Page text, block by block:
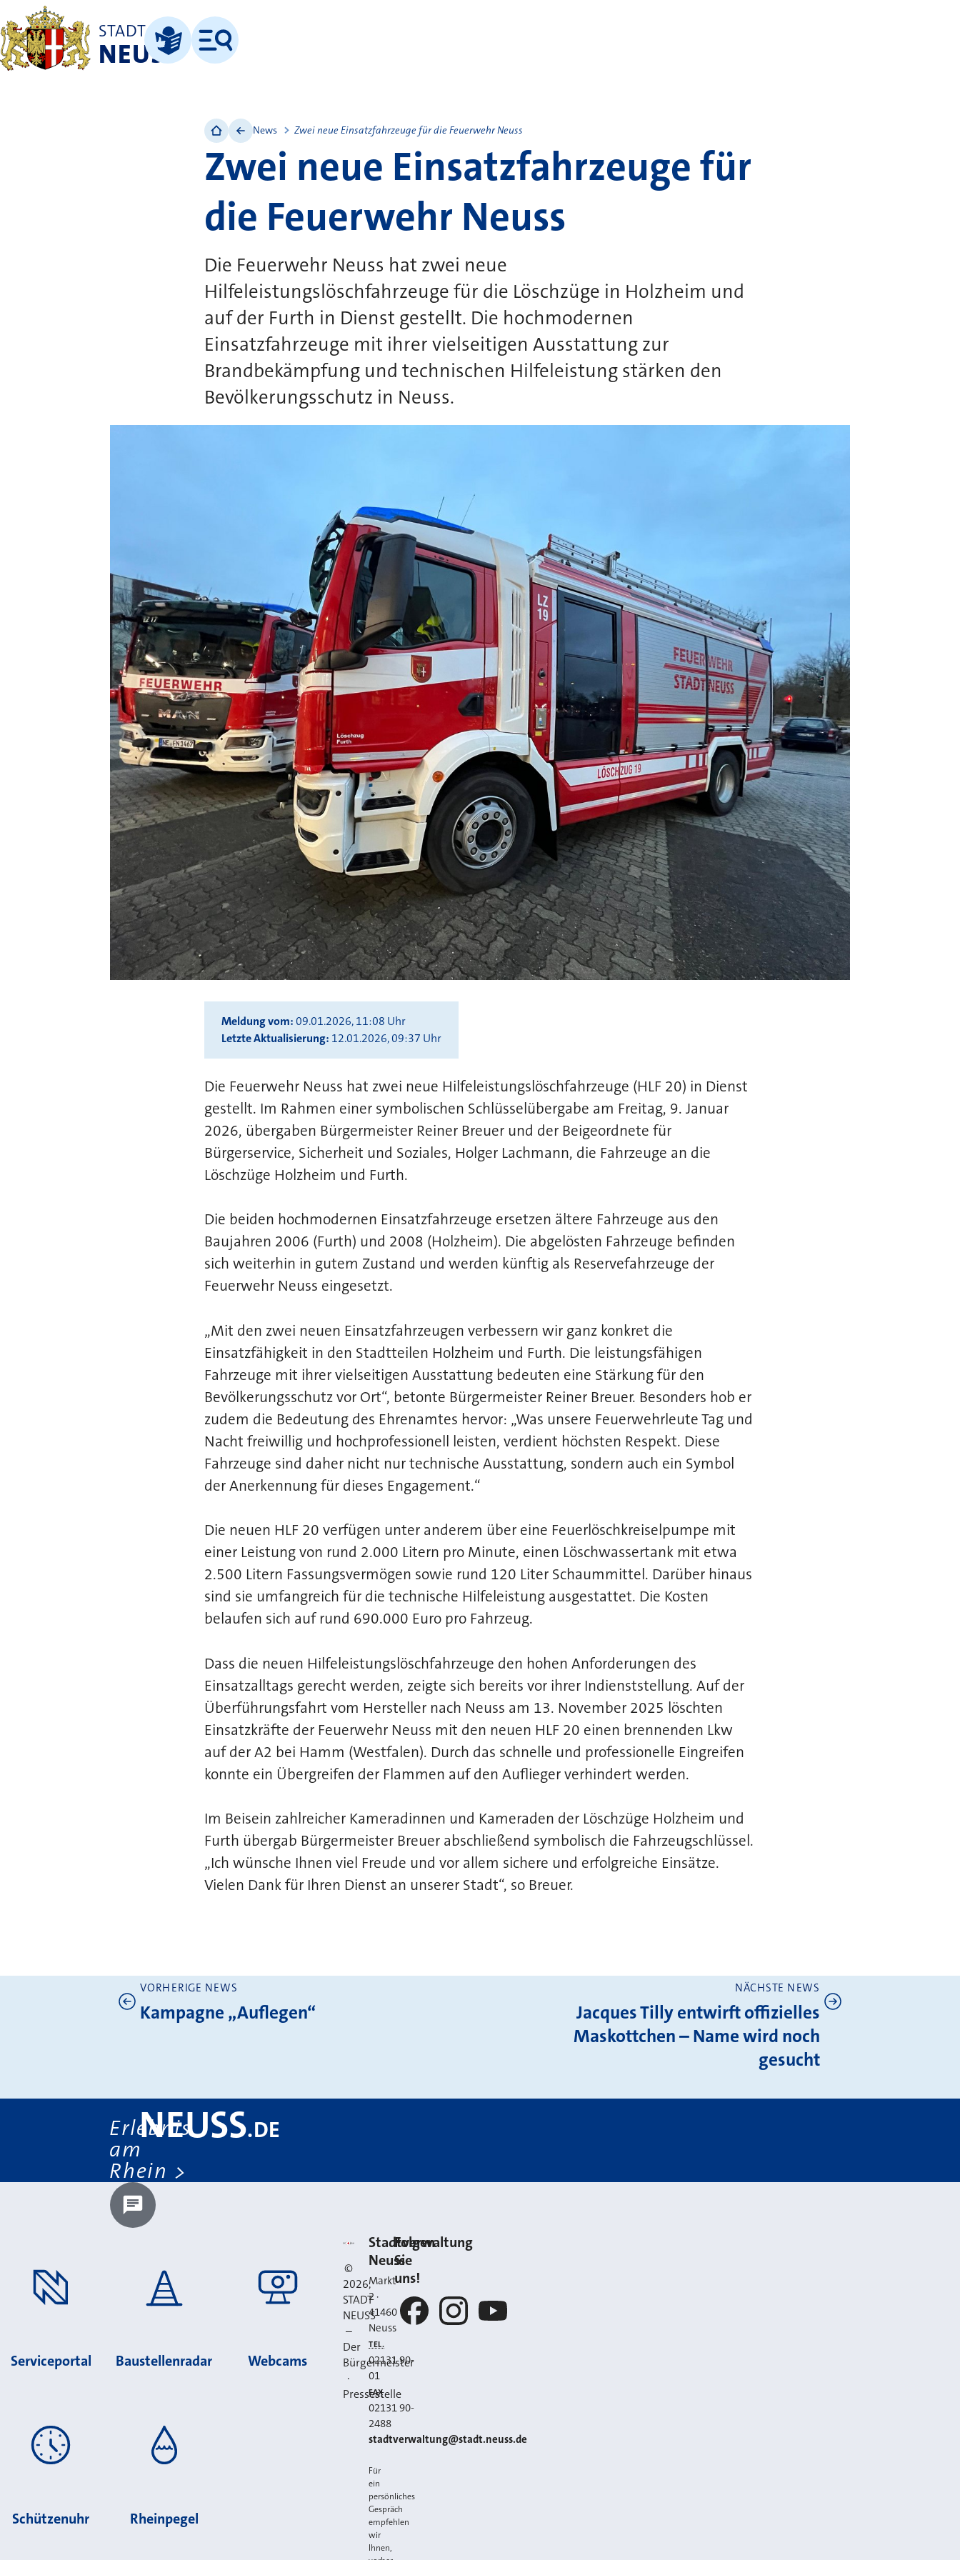
STADT
NEUSSLeichte Sprache
Menü
News Zwei neue Einsatzfahrzeuge für die Feuerwehr Neuss
Zwei neue Einsatzfahrzeuge für
die Feuerwehr Neuss
Die Feuerwehr Neuss hat zwei neue
Hilfeleistungslöschfahrzeuge für die Löschzüge in Holzheim und
auf der Furth in Dienst gestellt. Die hochmodernen
Einsatzfahrzeuge mit ihrer vielseitigen Ausstattung zur
Brandbekämpfung und technischen Hilfeleistung stärken den
Bevölkerungsschutz in Neuss.
Meldung vom 09.01.2026, 11:08 Uhr
Letzte Aktualisierung 12.01.2026, 09:37 Uhr
Die Feuerwehr Neuss hat zwei neue Hilfeleistungslöschfahrzeuge (HLF 20) in Dienst
gestellt. Im Rahmen einer symbolischen Schlüsselübergabe am Freitag, 9. Januar
2026, übergaben Bürgermeister Reiner Breuer und der Beigeordnete für
Bürgerservice, Sicherheit und Soziales, Holger Lachmann, die Fahrzeuge an die
Löschzüge Holzheim und Furth.
Die beiden hochmodernen Einsatzfahrzeuge ersetzen ältere Fahrzeuge aus den
Baujahren 2006 (Furth) und 2008 (Holzheim). Die abgelösten Fahrzeuge befinden
sich weiterhin in gutem Zustand und werden künftig als Reservefahrzeuge der
Feuerwehr Neuss eingesetzt.
„Mit den zwei neuen Einsatzfahrzeugen verbessern wir ganz konkret die
Einsatzfähigkeit in den Stadtteilen Holzheim und Furth. Die leistungsfähigen
Fahrzeuge mit ihrer vielseitigen Ausstattung bedeuten eine Stärkung für den
Bevölkerungsschutz vor Ort“, betonte Bürgermeister Reiner Breuer. Besonders hob er
zudem die Bedeutung des Ehrenamtes hervor: „Was unsere Feuerwehrleute Tag und
Nacht freiwillig und hochprofessionell leisten, verdient höchsten Respekt. Diese
Fahrzeuge sind daher nicht nur technische Ausstattung, sondern auch ein Symbol
der Anerkennung für dieses Engagement.“
Die neuen HLF 20 verfügen unter anderem über eine Feuerlöschkreiselpumpe mit
einer Leistung von rund 2.000 Litern pro Minute, einen Löschwassertank mit etwa
2.500 Litern Fassungsvermögen sowie rund 120 Liter Schaummittel. Darüber hinaus
sind sie umfangreich für die technische Hilfeleistung ausgestattet. Die Kosten
belaufen sich auf rund 690.000 Euro pro Fahrzeug.
Dass die neuen Hilfeleistungslöschfahrzeuge den hohen Anforderungen des
Einsatzalltags gerecht werden, zeigte sich bereits vor ihrer Indienststellung. Auf der
Überführungsfahrt vom Hersteller nach Neuss am 13. November 2025 löschten
Einsatzkräfte der Feuerwehr Neuss mit den neuen HLF 20 einen brennenden Lkw
auf der A2 bei Hamm (Westfalen). Durch das schnelle und professionelle Eingreifen
konnte ein Übergreifen der Flammen auf den Auflieger verhindert werden.
Im Beisein zahlreicher Kameradinnen und Kameraden der Löschzüge Holzheim und
Furth übergab Bürgermeister Breuer abschließend symbolisch die Fahrzeugschlüssel.
„Ich wünsche Ihnen viel Freude und vor allem sichere und erfolgreiche Einsätze.
Vielen Dank für Ihren Dienst an unserer Stadt“, so Breuer.
Weitere News
VORHERIGE NEWS
Kampagne „Auflegen“
NÄCHSTE NEWS
Jacques Tilly entwirft offizielles
Maskottchen – Name wird noch
gesucht
Erlebnis
am
Rhein
NEUSS.DE
Chatbot laden?
Serviceportal Baustellenradar Webcams
Schützenuhr Rheinpegel
Stadt Neuss
©
2026,
STADT
NEUSS
–
Der
Bürgermeister
·
Pressestelle
Kontakt
Stadtverwaltung
Neuss
Markt
2 ·
41460
Neuss
TEL.
02131 90-
01
FAX
02131 90-
2488
E-MAIL
stadtverwaltung@stadt.neuss.de
Für
ein
persönliches
Gespräch
empfehlen
wir
Ihnen,
Folgen
Sie
uns!